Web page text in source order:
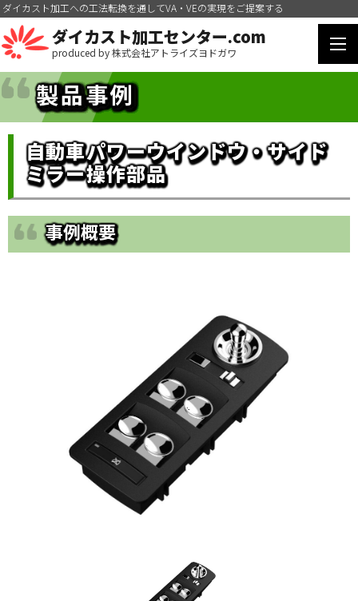
ダイカスト加工への工法転換を通してVA・VEの実現をご提案する
ダイカスト加工センター.com
produced by 株式会社アトライズヨドガワ
製品事例
自動車パワーウインドウ・サイド
ミラー操作部品
事例概要